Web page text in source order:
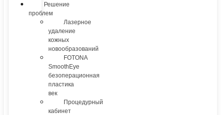
Решение
проблем
Лазерное
удаление
кожных
новообразований
FOTONA
SmoothEye
безоперационная
пластика
век
Процедурный
кабинет